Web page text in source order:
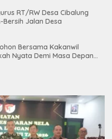
RT/RW Desa Cibalung
Jalan Desa
Bersama Kakanwil
Nyata Demi Masa Depan